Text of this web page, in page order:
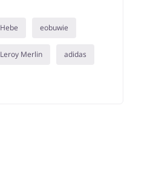
Hebe eobuwie
Leroy Merlin adidas